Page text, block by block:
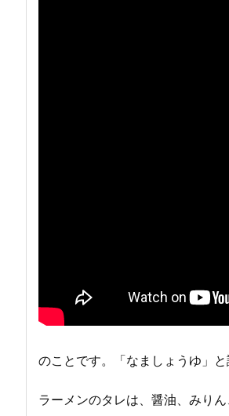
のことです。「なましょうゆ」
ラーメンのタレは、醤油、みり